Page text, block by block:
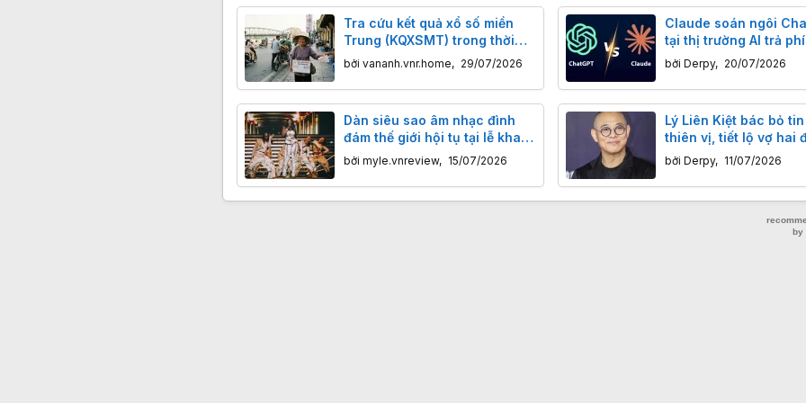
Tra cứu kết quả xổ số miền
Trung (KQXSMT) trong thời
đại kỷ nguyên số
bởi vananh.vnr.home, 29/07/2026
Claude soán ngôi
tại thị trường AI trả
Quốc lần đầu tiên
bởi Derpy, 20/07/2026
Dàn siêu sao âm nhạc đình
đám thế giới hội tụ tại lễ khai
mạc Esports World Cup 2026
ở Paris
bởi myle.vnreview, 15/07/2026
Lý Liên Kiệt bác bỏ
thiên vị, tiết lộ vợ hai
cho con riêng đến 100
bởi Derpy, 11/07/2026